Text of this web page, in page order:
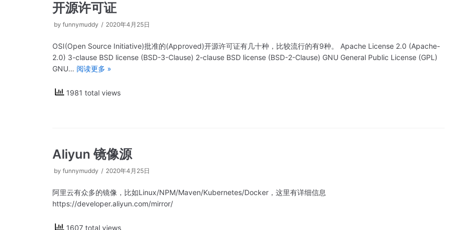
开源许可证
by funnymuddy 2020年4月25日
OSI(Open Source Initiative)批准的(Approved)开源许可证有几十种，比较流行的有9种。 Apache License 2.0 (Apache-
2.0) 3-clause BSD license (BSD-3-Clause) 2-clause BSD license (BSD-2-Clause) GNU General Public License (GPL)
GNU… 阅读更多 »
1981 total views
Aliyun 镜像源
by funnymuddy 2020年4月25日
阿里云有众多的镜像，比如Linux/NPM/Maven/Kubernetes/Docker，这里有详细信息
https://developer.aliyun.com/mirror/
1607 total views